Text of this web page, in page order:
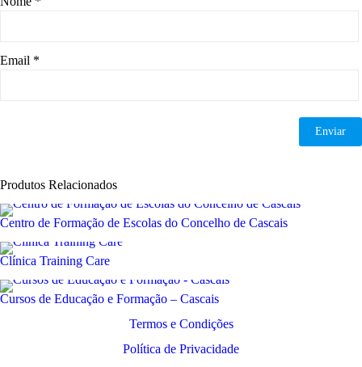
Email *
Produtos Relacionados
Centro de Formação de Escolas do Concelho de Cascais
Clínica Training Care
Cursos de Educação e Formação – Cascais
Termos e Condições
Política de Privacidade